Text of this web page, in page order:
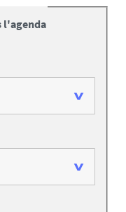
l'agenda